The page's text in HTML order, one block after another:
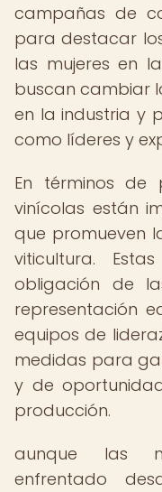
campañas de
para destacar
las mujeres en
buscan cambiar
en la industria y
como líderes y
En términos de
vinícolas están
que promueven
viticultura.
obligación de
representación
equipos de
medidas para
y de
producción.
aunque las
enfrentado